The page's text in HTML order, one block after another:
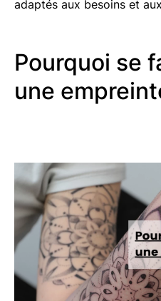
adaptés aux besoins et
Pourquoi se
une